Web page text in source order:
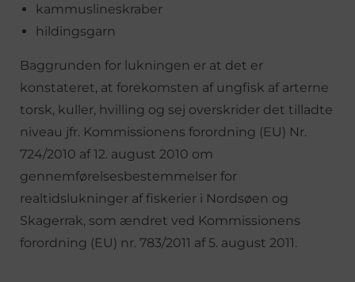
kammuslineskraber
hildingsgarn
Baggrunden for lukningen er at det er
konstateret, at forekomsten af ungfisk af arterne
torsk, kuller, hvilling og sej overskrider det tilladte
niveau jfr. Kommissionens forordning (EU) Nr.
724/2010 af 12. august 2010 om
gennemførelsesbestemmelser for
realtidslukninger af fiskerier i Nordsøen og
Skagerrak, som ændret ved Kommissionens
forordning (EU) nr. 783/2011 af 5. august 2011.